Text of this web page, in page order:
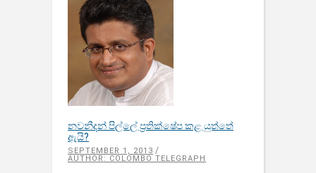
නවනීදන් පිල්ලේ ප්‍රතික්ෂේප කළ යුත්තේ
ඇයි?
SEPTEMBER 1, 2013
AUTHOR: COLOMBO TELEGRAPH